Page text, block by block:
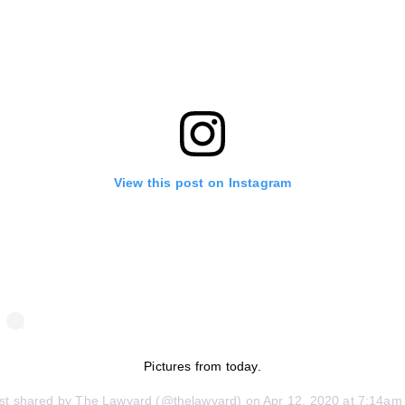
View this post on Instagram
Pictures from today.
shared byThe Lawyard (@thelawyard) on Apr 12, 2020 at 7:14am